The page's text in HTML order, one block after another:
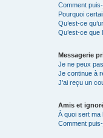
Comment
Pourquoi
Qu’est-ce
Qu’est-ce que
Messagerie
Je ne peux
Je continue à
J’ai reçu un
Amis et
À quoi sert ma
Comment